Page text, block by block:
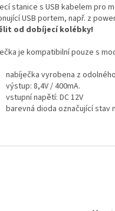
stanice s USB kabelem pro
USB portem, např. z
od dobíjecí kolébky!
je kompatibilní pouze s
nabíječka vyrobena z
výstup: 8,4V / 400mA.
vstupní napětí: DC 12V
barevná dioda označující stav